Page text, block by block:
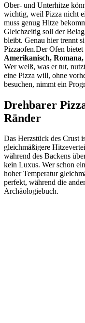
Ober- und Unterhitze
wichtig, weil Pizza nicht
muss genug Hitze
Gleichzeitig soll der
bleibt. Genau hier trennt
Pizzaofen.Der Ofen bietet
Amerikanisch,
Wer weiß, was er tut,
eine Pizza will, ohne
besuchen, nimmt ein
Drehbarer
Ränder
Das Herzstück des Crust
gleichmäßigere
während des Backens
kein Luxus. Wer schon
hoher Temperatur
perfekt, während die
Archäologiebuch.